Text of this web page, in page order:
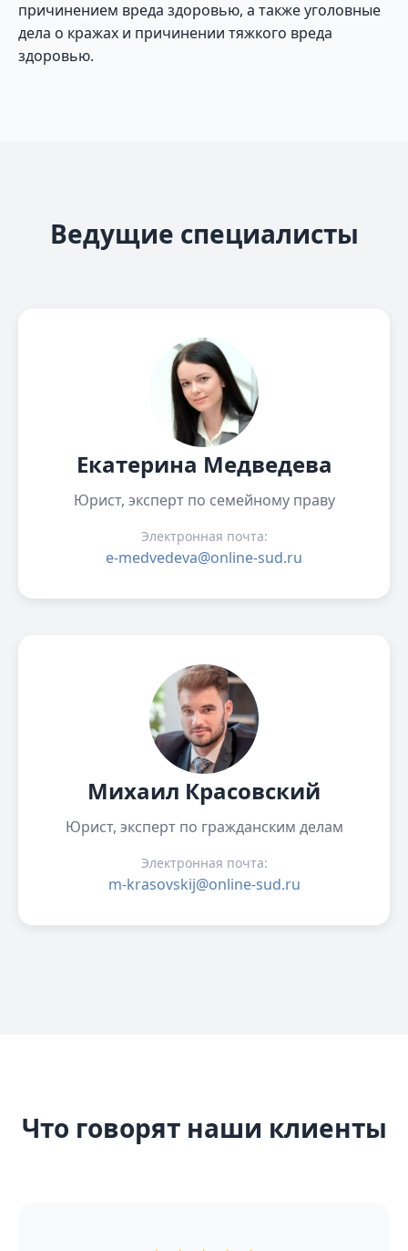
причинением вреда здоровью, а также уголовные
дела о кражах и причинении тяжкого вреда
здоровью.
Ведущие специалисты
Екатерина Медведева
Юрист, эксперт по семейному праву
Электронная почта:
e-medvedeva@online-sud.ru
Михаил Красовский
Юрист, эксперт по гражданским делам
Электронная почта:
m-krasovskij@online-sud.ru
Что говорят наши клиенты